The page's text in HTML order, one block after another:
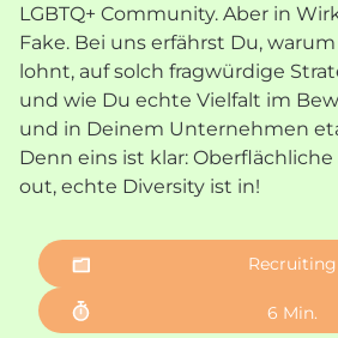
LGBTQ+ Community. Aber in
Fake. Bei uns erfährst Du,
lohnt, auf solch fragwürdige
und wie Du echte Vielfalt im
und in Deinem Unternehmen
Denn eins ist klar:
out, echte Diversity ist in!
Recruiting
6 Min.